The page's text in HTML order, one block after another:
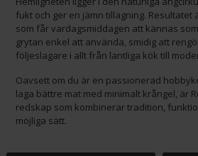
fukt och ger en jämn tillagning.
som får vardagsmiddagen att kännas
grytan enkel att använda, smidig att
följeslagare i allt från lantliga kök till
Oavsett om du är en passionerad
laga bättre mat med minimalt krångel, är
redskap som kombinerar tradition,
möjliga sätt.